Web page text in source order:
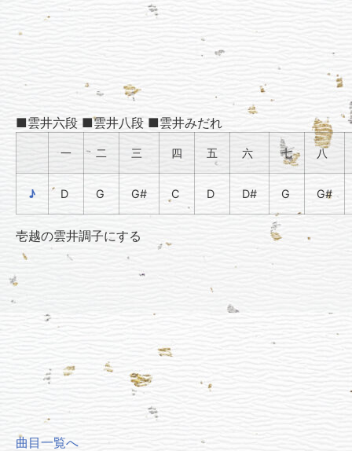
■雲井六段 ■雲井八段 ■雲井みだれ
一 二 三 四 五 六 七 八
♪ D G G# C D D# G G#
壱越の雲井調子にする
曲目一覧へ